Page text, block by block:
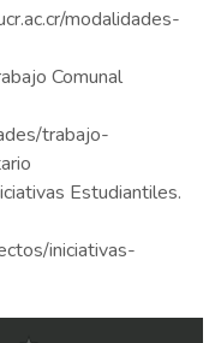
modalidades-
Comunal
trabajo-
Estudiantiles.
iniciativas-